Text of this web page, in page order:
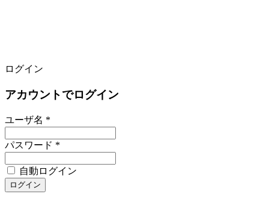
ログイン
アカウントでログイン
ユーザ名 *
パスワード *
自動ログイン